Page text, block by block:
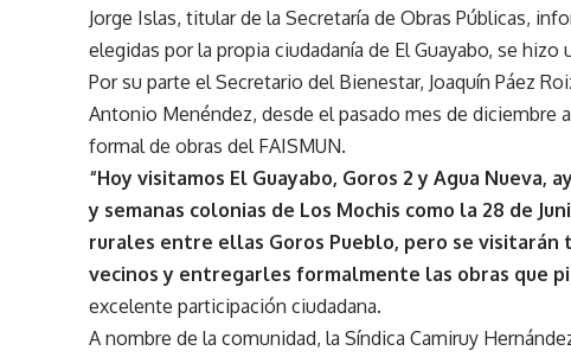
Jorge Islas, titular de la Secretaría de Obras Públicas,
elegidas por la propia ciudadanía de El Guayabo, se hizo
Por su parte el Secretario del Bienestar, Joaquín Páez
Antonio Menéndez, desde el pasado mes de diciembre
formal de obras del FAISMUN.
“Hoy visitamos El Guayabo, Goros 2 y Agua Nueva,
y semanas colonias de Los Mochis como la 28 de
rurales entre ellas Goros Pueblo, pero se visitarán
vecinos y entregarles formalmente las obras que
excelente participación ciudadana.
A nombre de la comunidad, la Síndica Camiruy